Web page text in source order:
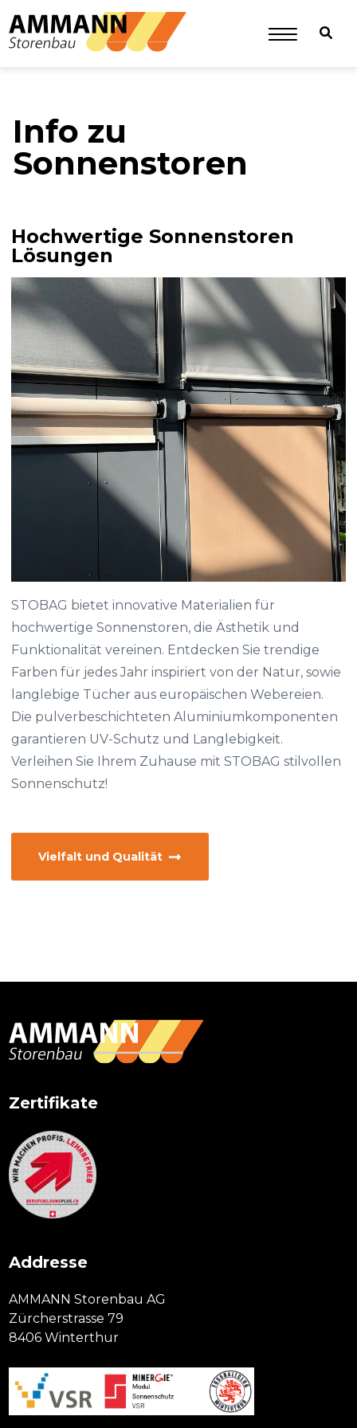
Info zu
Sonnenstoren
Hochwertige Sonnenstoren
Lösungen
STOBAG bietet innovative Materialien für
hochwertige Sonnenstoren, die Ästhetik und
Funktionalität vereinen. Entdecken Sie trendige
Farben für jedes Jahr inspiriert von der Natur, sowie
langlebige Tücher aus europäischen Webereien.
Die pulverbeschichteten Aluminiumkomponenten
garantieren UV-Schutz und Langlebigkeit.
Verleihen Sie Ihrem Zuhause mit STOBAG stilvollen
Sonnenschutz!
Vielfalt und Qualität
Zertifikate
Addresse
AMMANN Storenbau AG
Zürcherstrasse 79
8406 Winterthur